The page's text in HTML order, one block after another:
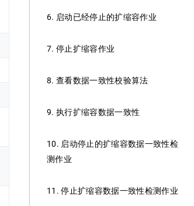
6. 启动已经停止的扩缩容作业
7. 停止扩缩容作业
8. 查看数据一致性校验算法
9. 执行扩缩容数据一致性
10. 启动停止的扩缩容数据一致性检
测作业
11. 停止扩缩容数据一致性检测作业